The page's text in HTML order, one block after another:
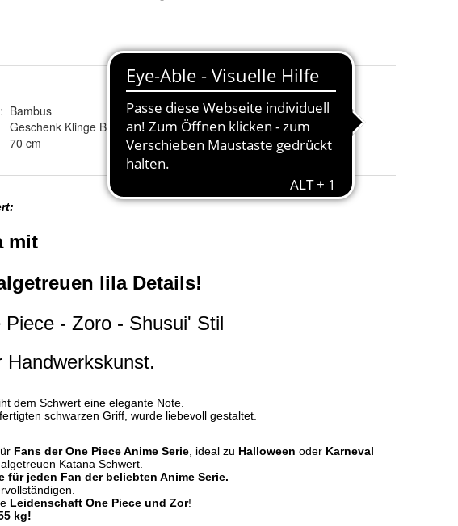
: Bambus
Geschenk Klinge Blade billig günstig preiswert
70 cm
Gesamtlänge:
104 cm
Klingenstärke
6,6 mm
Gewicht: 0,55 kg